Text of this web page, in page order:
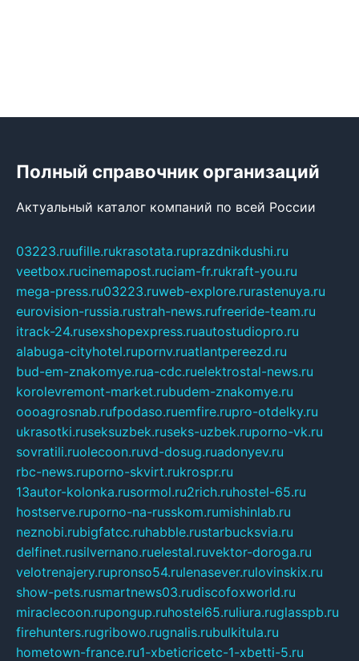
Полный справочник организаций
Актуальный каталог компаний по всей России
03223.ruufille.rukrasotata.ruprazdnikdushi.ru
veetbox.rucinemapost.ruciam-fr.rukraft-you.ru
mega-press.ru03223.ruweb-explore.rurastenuya.ru
eurovision-russia.rustrah-news.rufreeride-team.ru
itrack-24.rusexshopexpress.ruautostudiopro.ru
alabuga-cityhotel.rupornv.ruatlantpereezd.ru
bud-em-znakomye.rua-cdc.ruelektrostal-news.ru
korolevremont-market.rubudem-znakomye.ru
oooagrosnab.rufpodaso.ruemfire.rupro-otdelky.ru
ukrasotki.ruseksuzbek.ruseks-uzbek.ruporno-vk.ru
sovratili.ruolecoon.ruvd-dosug.ruadonyev.ru
rbc-news.ruporno-skvirt.rukrospr.ru
13autor-kolonka.rusormol.ru2rich.ruhostel-65.ru
hostserve.ruporno-na-russkom.rumishinlab.ru
neznobi.rubigfatcc.ruhabble.rustarbucksvia.ru
delfinet.rusilvernano.ruelestal.ruvektor-doroga.ru
velotrenajery.rupronso54.rulenasever.rulovinskix.ru
show-pets.rusmartnews03.rudiscofoxworld.ru
miraclecoon.rupongup.ruhostel65.ruliura.ruglasspb.ru
firehunters.rugribowo.rugnalis.rubulkitula.ru
hometown-france.ru1-xbeticricetc-1-xbetti-5.ru